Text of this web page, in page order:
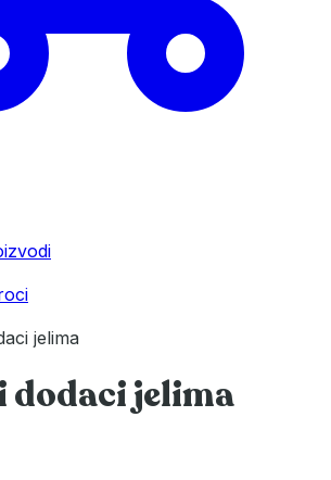
jelima
dodaci jelima